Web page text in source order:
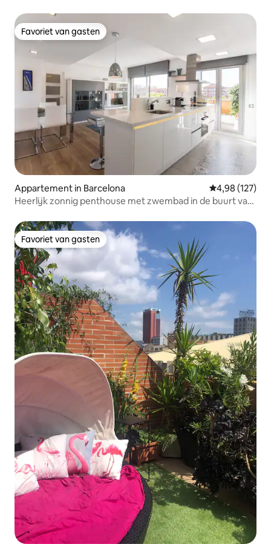
Favoriet van gasten
Favoriet van gasten
Appartement in Barcelona Gemiddelde
4,98 (127)
Heerlijk zonnig penthouse met zwembad in de buurt van
Favoriet van gasten
Favoriet van gasten